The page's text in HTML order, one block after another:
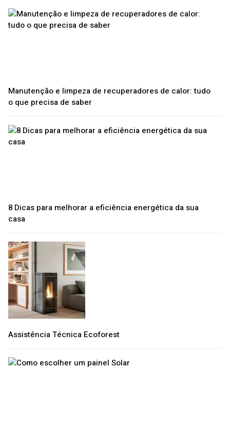
Manutenção e limpeza de recuperadores de calor: tudo
o que precisa de saber
8 Dicas para melhorar a eficiência energética da sua
casa
Assistência Técnica Ecoforest